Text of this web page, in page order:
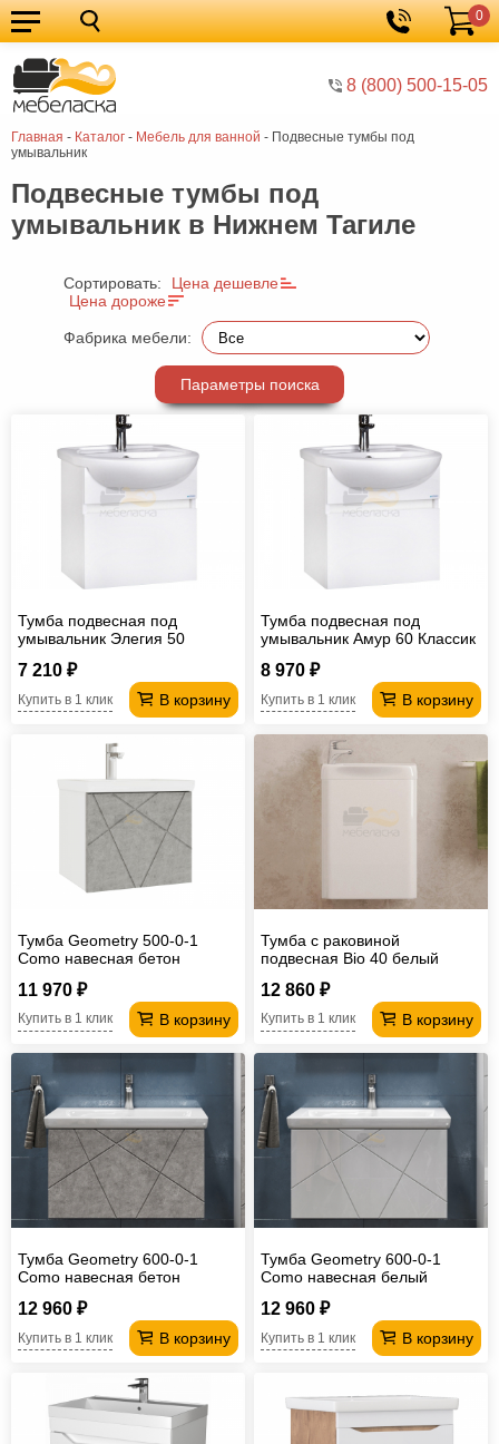
8 (800) 500-15-05
Корзина
0
Главная - Каталог - Мебель для ванной - Подвесные тумбы под
умывальник
Кухонные
гарнитуры
Мебель
для
кухни
Мебель
для
спальни
Кровати
Шкафы
Диваны
мебель
Мебель
прихожей
Комоды
компьютер
для
ванной
Мебель
трансформер
Матрасы
Кресла-
Садовая
Косметологическое
Подвесные тумбы под
умывальник в Нижнем Тагиле
Сортировать:
Цена дешевле
Цена дороже
Фабрика мебели:
Параметры поиска
Тумба подвесная под
умывальник Элегия 50
7 210 ₽
В корзину
Купить в 1 клик
Тумба подвесная под
умывальник Амур 60 Классик
8 970 ₽
В корзину
Купить в 1 клик
Тумба Geometry 500-0-1
Como навесная бетон
11 970 ₽
В корзину
Купить в 1 клик
Тумба с раковиной
подвесная Bio 40 белый
12 860 ₽
В корзину
Купить в 1 клик
Тумба Geometry 600-0-1
Como навесная бетон
12 960 ₽
В корзину
Купить в 1 клик
Тумба Geometry 600-0-1
Como навесная белый
12 960 ₽
В корзину
Купить в 1 клик